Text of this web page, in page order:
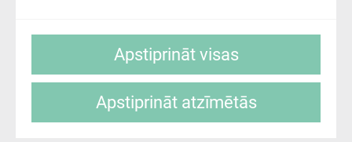
Mājas lapas izstrāde:
slimnīca, turpmāk – Pārzinis, sīkdatņu
sīkdatņu izmantošanas nosacījumiem.
Apstiprināt visas
Apstiprināt atzīmētās